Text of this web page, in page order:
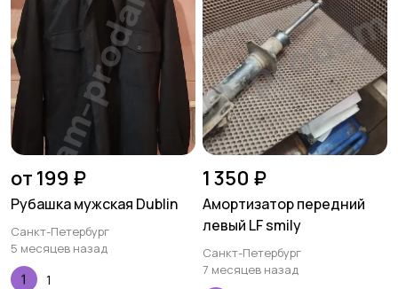
от 199 ₽
Рубашка мужская Dublin
Санкт-Петербург
5 месяцев назад
1
1 350 ₽
Амортизатор передний
левый LF smily
Санкт-Петербург
7 месяцев назад